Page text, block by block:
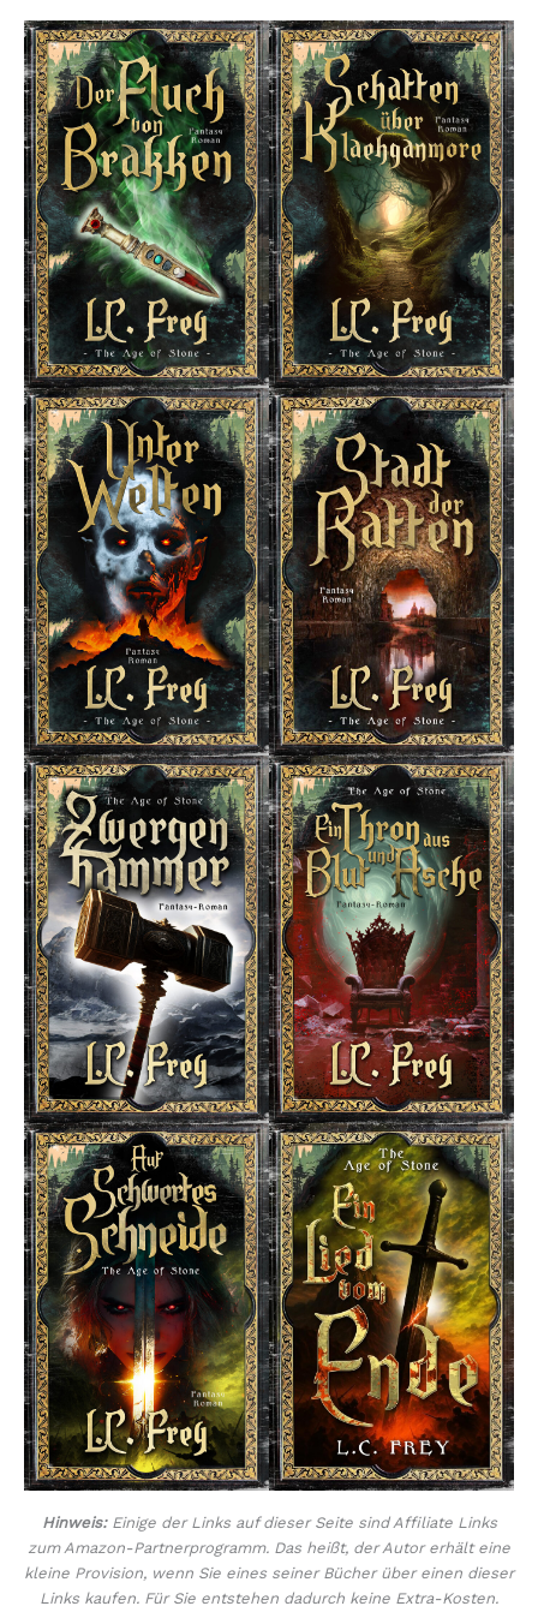
Hinweis: Einige der Links auf dieser Seite sind Affiliate Links
zum Amazon-Partnerprogramm. Das heißt, der Autor erhält eine
kleine Provision, wenn Sie eines seiner Bücher über einen dieser
Links kaufen. Für Sie entstehen dadurch keine Extra-Kosten.